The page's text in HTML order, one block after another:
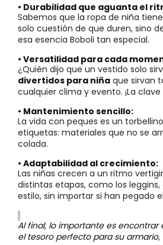
• Durabilidad que aguanta el
Sabemos que la ropa de niña
solo cuestión de que duren, sino
esa esencia Boboli tan especial.
• Versatilidad para cada
¿Quién dijo que un vestido solo
divertidos para niña que sirvan
cualquier clima y evento. ¡La
• Mantenimiento sencillo:
La vida con peques es un
etiquetas: materiales que no se
colada.
• Adaptabilidad al crecimiento:
Las niñas crecen a un ritmo
distintas etapas, como los
estilo, sin importar si han pegado
Al final, lo importante es encontrar
el tesoro perfecto para su